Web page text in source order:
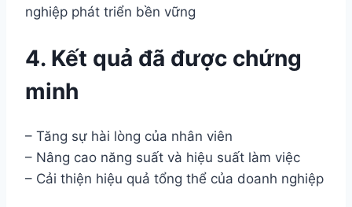
nghiệp phát triển bền vững
4. Kết quả đã được chứng
minh
– Tăng sự hài lòng của nhân viên
– Nâng cao năng suất và hiệu suất làm việc
– Cải thiện hiệu quả tổng thể của doanh nghiệp